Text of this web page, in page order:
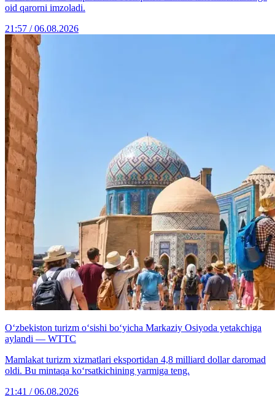
oid qarorni imzoladi.
21:57 / 06.08.2026
O‘zbekiston turizm o‘sishi bo‘yicha Markaziy Osiyoda yetakchiga
aylandi — WTTC
Mamlakat turizm xizmatlari eksportidan 4,8 milliard dollar daromad
oldi. Bu mintaqa ko‘rsatkichining yarmiga teng.
21:41 / 06.08.2026